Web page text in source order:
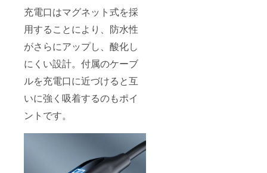
充電口はマグネット式を採
用することにより、防水性
がさらにアップし、酸化し
にくい設計。付属のケーブ
ルを充電口に近づけると互
いに強く吸着するのもポイ
ントです。